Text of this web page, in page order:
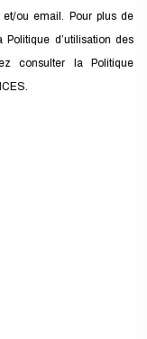
et/ou email. Pour plus de
d’utilisation des
consulter la Politique